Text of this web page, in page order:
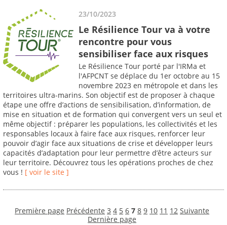
23/10/2023
Le Résilience Tour va à votre
rencontre pour vous
sensibiliser face aux risques
Le Résilience Tour porté par l'IRMa et
l'AFPCNT se déplace du 1er octobre au 15
novembre 2023 en métropole et dans les
territoires ultra-marins. Son objectif est de proposer à chaque
étape une offre d’actions de sensibilisation, d’information, de
mise en situation et de formation qui convergent vers un seul et
même objectif : préparer les populations, les collectivités et les
responsables locaux à faire face aux risques, renforcer leur
pouvoir d’agir face aux situations de crise et développer leurs
capacités d’adaptation pour leur permettre d’être acteurs sur
leur territoire. Découvrez tous les opérations proches de chez
vous ! [ voir le site ]
Première page Précédente 3 4 5 6 7 8 9 10 11 12 Suivante
Dernière page